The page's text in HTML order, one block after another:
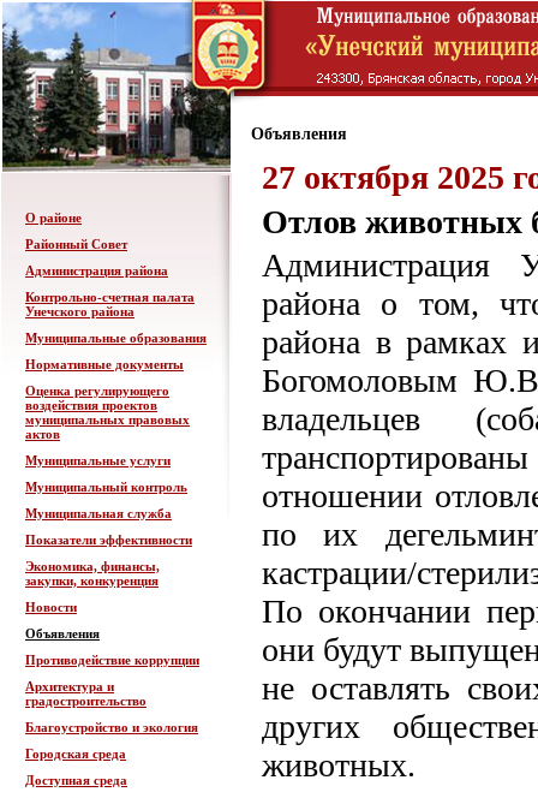
О районе
Районный Совет
Администрация района
Контрольно-счетная палата
Унечского района
Муниципальные образования
Нормативные документы
Оценка регулирующего
воздействия проектов
муниципальных правовых
актов
Муниципальные услуги
Муниципальный контроль
Муниципальная служба
Показатели эффективности
Экономика, финансы,
закупки, конкуренция
Новости
Объявления
Противодействие коррупции
Архитектура и
градостроительство
Благоустройство и экология
Городская среда
Доступная среда
Объявления
27 октября 2025
Отлов животных
Администрация
района о том,
района в рамках
Богомоловым Ю.В.
владельцев
отношении
по их
кастрации/
По окончании
они будут
не оставлять
других
животных.